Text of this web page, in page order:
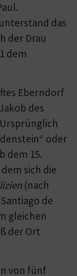
das
der Drau
dem
Eberndorf
des
oder
dem 15.
sich die
(nach
de
gleichen
der Ort
von fünf